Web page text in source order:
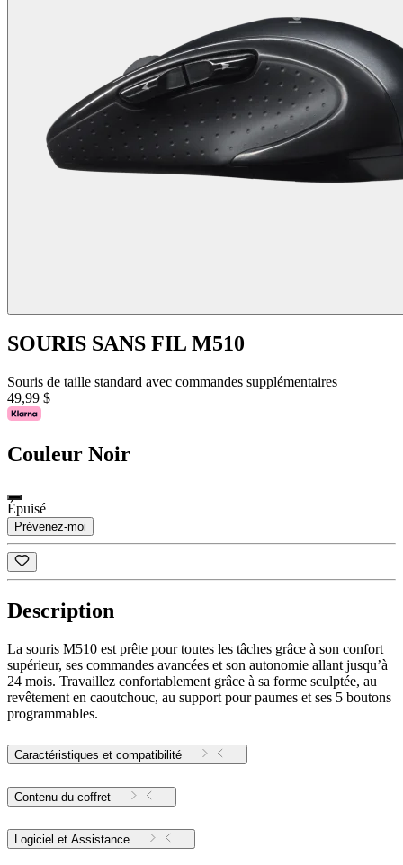
SOURIS SANS FIL M510
Souris de taille standard avec commandes supplémentaires
49,99 $
Couleur Noir
Épuisé
Prévenez-moi
Description
La souris M510 est prête pour toutes les tâches grâce à son confort
supérieur, ses commandes avancées et son autonomie allant jusqu’à
24 mois. Travaillez confortablement grâce à sa forme sculptée, au
revêtement en caoutchouc, au support pour paumes et ses 5 boutons
programmables.
Caractéristiques et compatibilité
Contenu du coffret
Logiciel et Assistance